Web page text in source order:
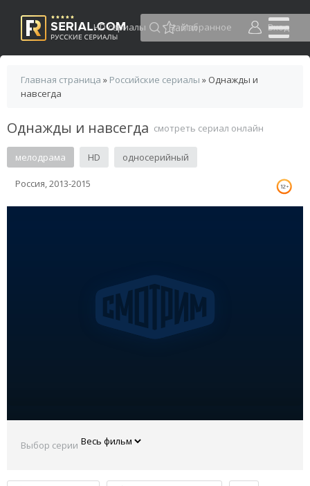
HD сериалы Избранное Вход
Главная страница » Российские сериалы » Однажды и
навсегда
Однажды и навсегда смотреть сериал онлайн
мелодрама HD односерийный
Россия, 2013-2015
Выбор серии